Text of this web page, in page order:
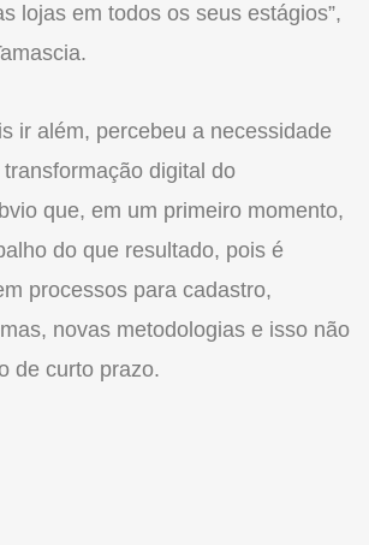
lojas em todos os seus estágios”,
ir além, percebeu a necessidade
digital do
que, em um primeiro momento,
do que resultado, pois é
processos para cadastro,
novas metodologias e isso não
de curto prazo.